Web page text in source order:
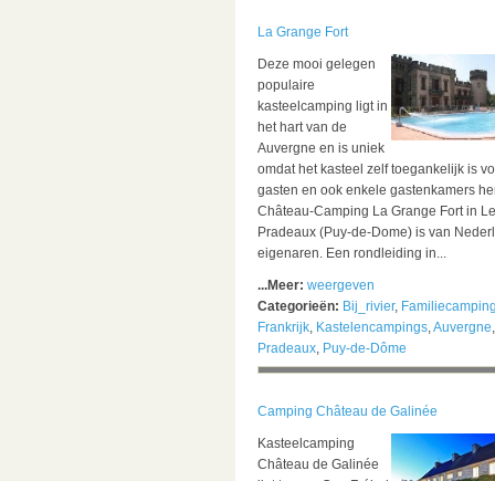
La Grange Fort
Deze mooi gelegen
populaire
kasteelcamping ligt in
het hart van de
Auvergne en is uniek
omdat het kasteel zelf toegankelijk is
gasten en ook enkele gastenkamers
Château-Camping La Grange Fort in
Pradeaux (Puy-de-Dome) is van
eigenaren. Een rondleiding in...
...Meer: weergeven
Categorieën: Bij_rivier,
Frankrijk, Kastelencampings,Auvergne
Pradeaux, Puy-de-Dôme
Camping Château de Galinée
Kasteelcamping
Château de Galinée